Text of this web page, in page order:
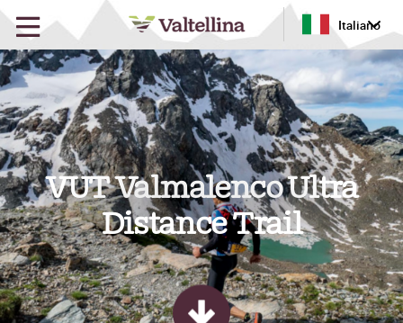
Italiano
VUT Valmalenco Ultra
Distance Trail